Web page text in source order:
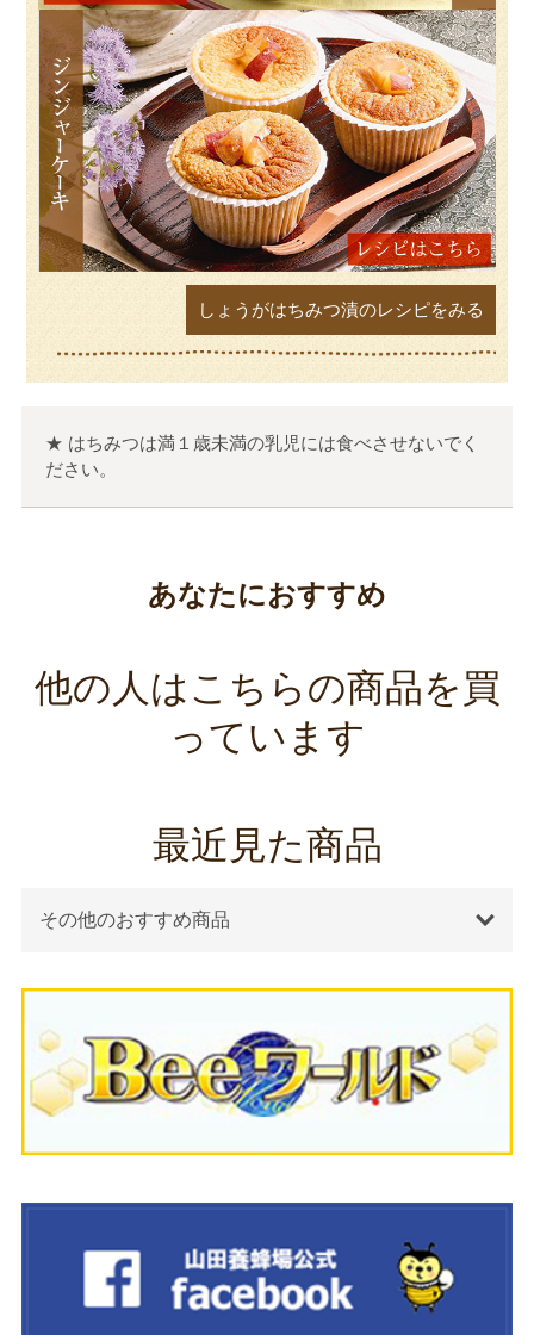
しょうがはちみつ漬のレシピをみる
★ はちみつは満１歳未満の乳児には食べさせないでく
ださい。
あなたにおすすめ
他の人はこちらの商品を買
っています
最近見た商品
その他のおすすめ商品